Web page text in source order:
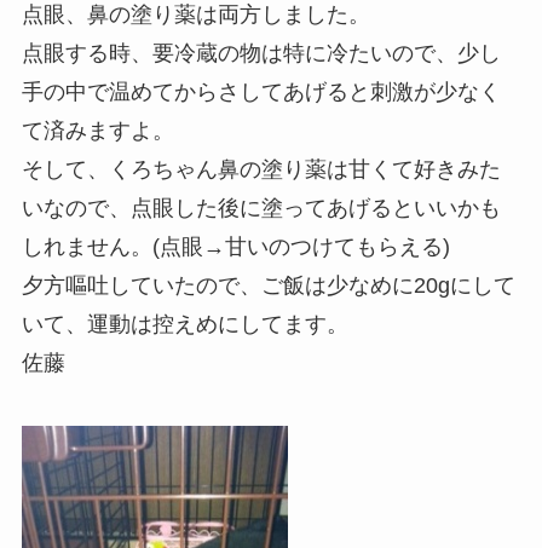
点眼、鼻の塗り薬は両方しました。
点眼する時、要冷蔵の物は特に冷たいので、少し
手の中で温めてからさしてあげると刺激が少なく
て済みますよ。
そして、くろちゃん鼻の塗り薬は甘くて好きみた
いなので、点眼した後に塗ってあげるといいかも
しれません。(点眼→甘いのつけてもらえる)
夕方嘔吐していたので、ご飯は少なめに20gにして
いて、運動は控えめにしてます。
佐藤